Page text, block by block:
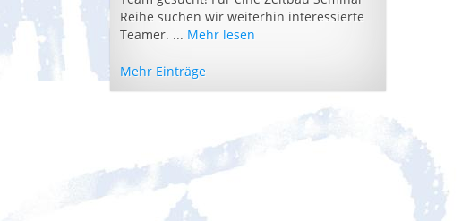
Reihe suchen wir weiterhin interessierte
Teamer. ... Mehr lesen
Mehr Einträge